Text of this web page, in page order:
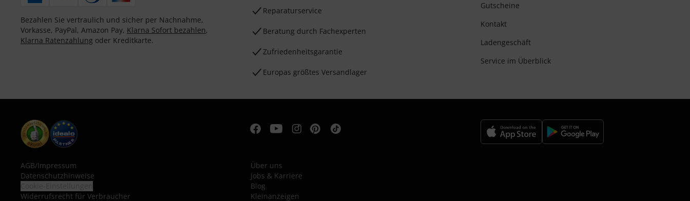
Bezahlen Sie vertraulich und sicher per Nachnahme,
Vorkasse, PayPal, Amazon Pay, Klarna Sofort bezahlen,
Klarna Ratenzahlung oder Kreditkarte.
Reparaturservice
Beratung durch Fachexperten
Zufriedenheitsgarantie
Europas größtes Versandlager
Gutscheine
Kontakt
Ladengeschäft
Service im Überblick
AGB/Impressum
Datenschutzhinweise
Widerrufsrecht für Verbraucher
Über uns
Jobs & Karriere
Blog
Kleinanzeigen